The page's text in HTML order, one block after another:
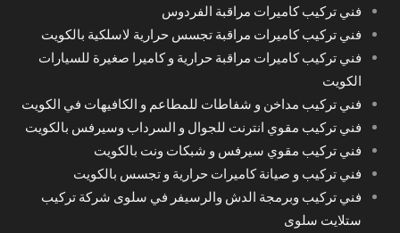
فني تركيب كاميرات مراقبة الفردوس
فني تركيب كاميرات مراقبة تجسس حرارية لاسلكية بالكويت
فني تركيب كاميرات مراقبة حرارية و كاميرا صغيرة للسيارات
الكويت
فني تركيب مداخن و شفاطات للمطاعم و الكافيهات في الكويت
فني تركيب مقوي انترنت للجوال و السرداب وسيرفس بالكويت
فني تركيب مقوي سيرفس و شبكات ونت بالكويت
فني تركيب و صيانة كاميرات حرارية و تجسس بالكويت
فني تركيب وبرمجة الدش والرسيفر في سلوى شركة تركيب
ستلايت سلوى